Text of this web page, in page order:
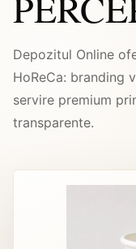
Depozitul Online
HoReCa: branding
servire premium
transparente.